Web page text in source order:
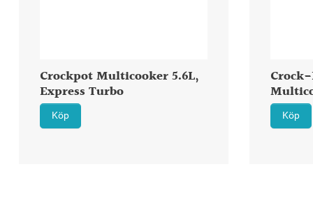
Crockpot Multicooker 5.6L,
Express Turbo
Köp Köp